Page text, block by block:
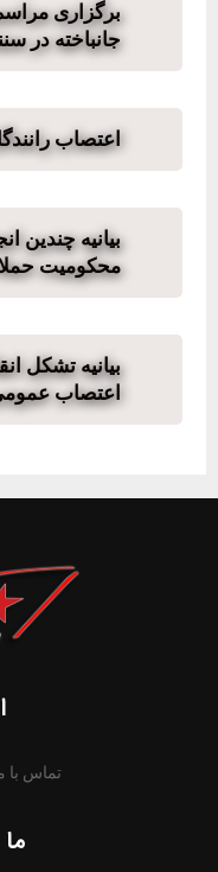
برگزاری
جانباخته در
اعتصاب
بیانیه چندین
محکومیت
بیانیه تشکل
اعتصاب
تماس با